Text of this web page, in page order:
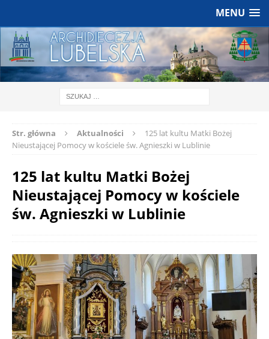
MENU
Str. główna Aktualności
125 lat kultu Matki Bożej
Nieustającej Pomocy w kościele św. Agnieszki w Lublinie
125 lat kultu Matki Bożej
Nieustającej Pomocy w kościele
św. Agnieszki w Lublinie